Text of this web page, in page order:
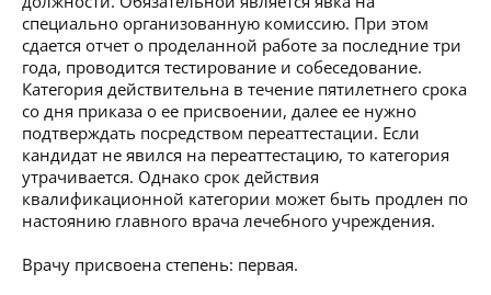
специально организованную комиссию. При этом
сдается отчет о проделанной работе за последние три
года, проводится тестирование и собеседование.
Категория действительна в течение пятилетнего срока
со дня приказа о ее присвоении, далее ее нужно
подтверждать посредством переаттестации. Если
кандидат не явился на переаттестацию, то категория
утрачивается. Однако срок действия
квалификационной категории может быть продлен по
настоянию главного врача лечебного учреждения.
Врачу присвоена степень: первая.